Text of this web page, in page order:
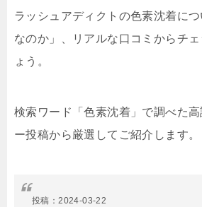
ラッシュアディクトの色素沈着に
なのか」、リアルな口コミからチ
ょう。
検索ワード「色素沈着」で調べた
ー投稿から厳選してご紹介します。
投稿：2024-03-22